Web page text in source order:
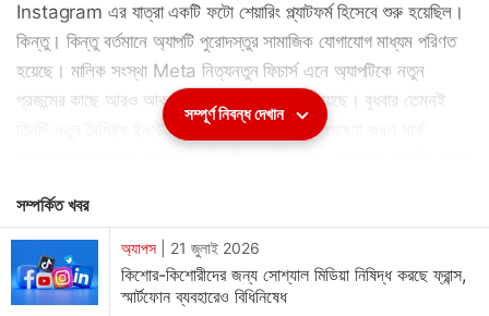
Instagram এর যাত্রা একটি ফটো শেয়ারিং প্ল্যাটফর্ম হিসেবে শুরু হয়েছিল।
কিন্তু। কিন্তু বর্তমানে অ্যাপটি পুরোদস্তুর সামাজিক যোগাযোগ মাধ্যম পরিণত
হয়েছে। মালিক সংস্থা Meta নিত্যনতুন ফিচার্স এনে অ্যাপটিকে নতুন
প্রজন্মের কাছে আরও আকষর্ণীয় করে তোলার চেষ্টায় রয়েছে। বুধবার তেমনই
তিনটি নতুন বৈশিষ্ট্য ইনস্টাগ্রাম প্ল্যাটফর্মে যুক্ত করার ঘোষণা করল মার্ক
বিশ্বজুড়ে নয়া ফিচারগুলির রোলআউট শুরু হয়েছে। ইনস্টাগ্রাম স্পষ্ট করেছে,
নতুন ফিচার্সের মাধ্যমে কনটেন্ট আরও বেশি সংখ্যক মানুষের কাছে পৌঁছে দেওয়া
ও ইউজারদের মধ্যে সম্পর্ক এবং সংযোগ সাধন করা তাদের লক্ষ্য।
সম্পূর্ণ নিবন্ধ দেখান
সম্পর্কিত খবর
অ্যাপস 21 জুলাই 2026
কিশোর-কিশোরীদের জন্য সোশ্যাল মিডিয়া নিষিদ্ধ করছে ফ্রান্স,
স্মার্টফোন ব্যবহারেও বিধিনিষেধ